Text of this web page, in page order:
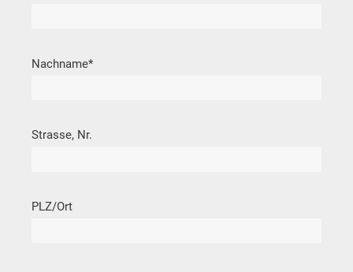
Nachname*
Strasse, Nr.
PLZ/Ort